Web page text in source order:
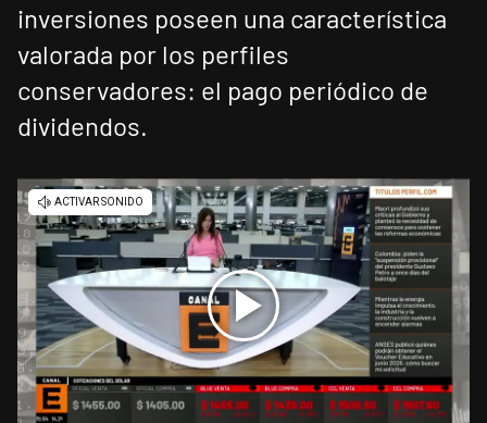
inversiones poseen una característica
valorada por los perfiles
conservadores: el pago periódico de
dividendos.